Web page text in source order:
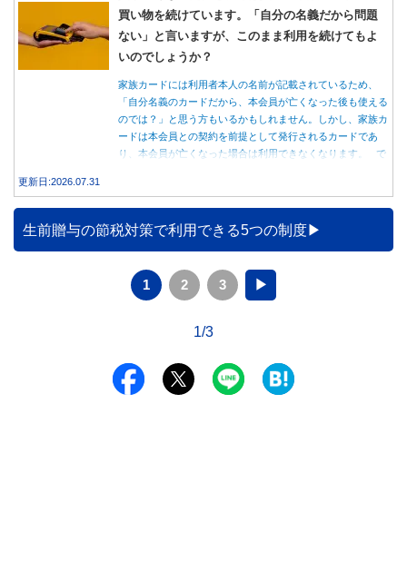
買い物を続けています。「自分の名義だから問題
ない」と言いますが、このまま利用を続けてもよ
いのでしょうか？
家族カードには利用者本人の名前が記載されているため、
「自分名義のカードだから、本会員が亡くなった後も使える
のでは？」と思う方もいるかもしれません。しかし、家族カ
ードは本会員との契約を前提として発行されるカードであ
り、本会員が亡くなった場合は利用できなくなります。 で
族が行うべき手続きについて分かりやすく解説します。
更新日:2026.07.31
生前贈与の節税対策で利用できる5つの制度
1 2 3 ▶
1/3